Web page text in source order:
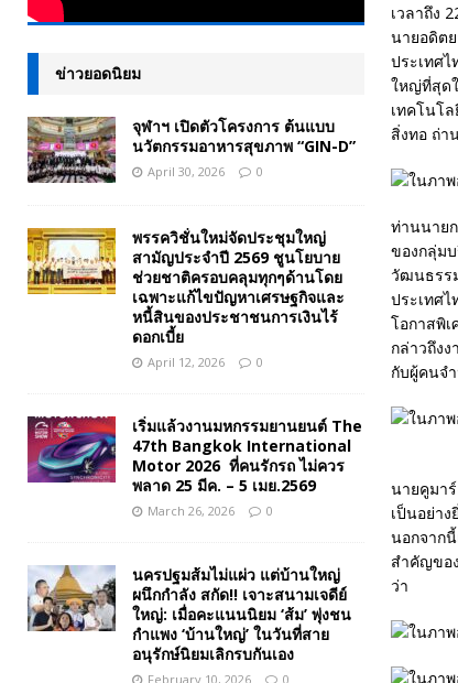
เวลาถึง
นายอดิต
ประเทศ
ใหญ่ที่สุด
เทคโนโ
สิ่งทอ ถ่า
ท่านนาย
ของกลุ่ม
วัฒนธรร
ประเทศ
โอกาสพิ
กล่าวถึง
กับผู้คนจ
นายคูมา
เป็นอย่า
นอกจาก
สำคัญขอ
ว่า
ข่าวยอดนิยม
จุฬาฯ เปิดตัวโครงการ ต้นแบบ
นวัตกรรมอาหารสุขภาพ “GIN-D”
April 30, 2026 0
พรรควิชั่นใหม่จัดประชุมใหญ่
สามัญประจำปี 2569 ชูนโยบาย
ช่วยชาติครอบคลุมทุกๆด้านโดย
เฉพาะแก้ไขปัญหาเศรษฐกิจและ
หนี้สินของประชาชนการเงินไร้
ดอกเบี้ย
April 12, 2026 0
เริ่มแล้วงานมหกรรมยานยนต์ The
47th Bangkok International
Motor 2026 ที่คนรักรถ ไม่ควร
พลาด 25 มีค. – 5 เมย.2569
March 26, 2026 0
นครปฐมส้มไม่แผ่ว แต่บ้านใหญ่
ผนึกกำลัง สกัด!! เจาะสนามเจดีย์
ใหญ่: เมื่อคะแนนนิยม ‘ส้ม’ พุ่งชน
กำแพง ‘บ้านใหญ่’ ในวันที่สาย
อนุรักษ์นิยมเลิกรบกันเอง
February 10, 2026 0